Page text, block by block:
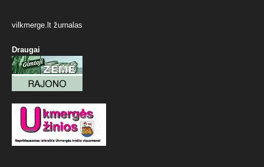
vilkmerge.lt žurnalas
Draugai